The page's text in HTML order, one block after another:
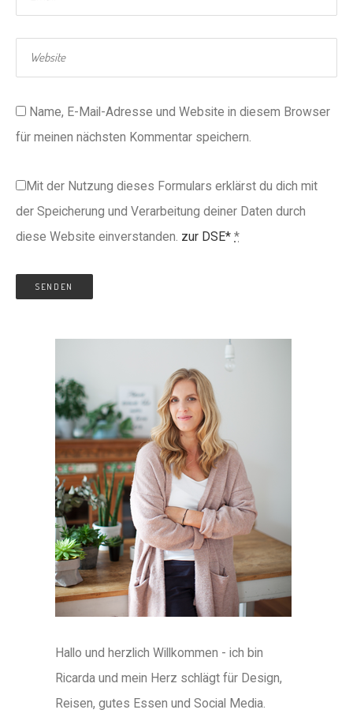
Name, E-Mail-Adresse und Website in diesem Browser
für meinen nächsten Kommentar speichern.
Mit der Nutzung dieses Formulars erklärst du dich mit
der Speicherung und Verarbeitung deiner Daten durch
diese Website einverstanden. zur DSE* *
Hallo und herzlich Willkommen - ich bin
Ricarda und mein Herz schlägt für Design,
Reisen, gutes Essen und Social Media.